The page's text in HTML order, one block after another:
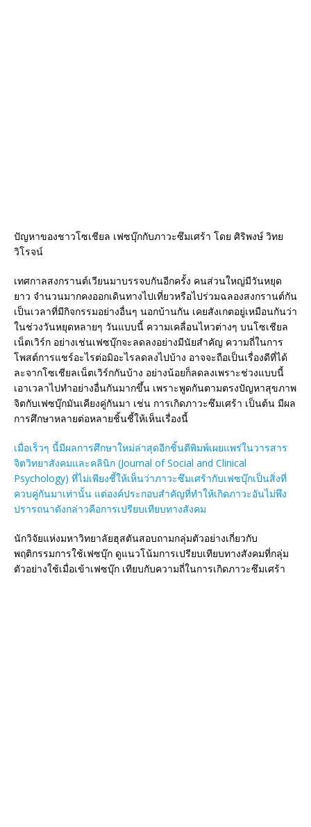
ปัญหาของชาวโซเชียล เฟซบุ๊กกับภาวะซึมเศร้า โดย ศิริพงษ์ วิทย
วิโรจน์
เทศกาลสงกรานต์เวียนมาบรรจบกันอีกครั้ง คนส่วนใหญ่มีวันหยุด
ยาว จำนวนมากคงออกเดินทางไปเที่ยวหรือไปร่วมฉลองสงกรานต์กัน
เป็นเวลาที่มีกิจกรรมอย่างอื่นๆ นอกบ้านกัน เคยสังเกตอยู่เหมือนกันว่า
ในช่วงวันหยุดหลายๆ วันแบบนี้ ความเคลื่อนไหวต่างๆ บนโซเชียล
เน็ตเวิร์ก อย่างเช่นเฟซบุ๊กจะลดลงอย่างมีนัยสำคัญ ความถี่ในการ
โพสต์การแชร์อะไรต่อมิอะไรลดลงไปบ้าง อาจจะถือเป็นเรื่องดีที่ได้
ละจากโซเชียลเน็ตเวิร์กกันบ้าง อย่างน้อยก็ลดลงเพราะช่วงแบบนี้
เอาเวลาไปทำอย่างอื่นกันมากขึ้น เพราะพูดกันตามตรงปัญหาสุขภาพ
จิตกับเฟซบุ๊กมันเคียงคู่กันมา เช่น การเกิดภาวะซึมเศร้า เป็นต้น มีผล
การศึกษาหลายต่อหลายชิ้นชี้ให้เห็นเรื่องนี้
เมื่อเร็วๆ นี้มีผลการศึกษาใหม่ล่าสุดอีกชิ้นตีพิมพ์เผยแพร่ในวารสาร
จิตวิทยาสังคมและคลินิก (Journal of Social and Clinical
Psychology) ที่ไม่เพียงชี้ให้เห็นว่าภาวะซึมเศร้ากับเฟซบุ๊กเป็นสิ่งที่
ควบคู่กันมาเท่านั้น แต่องค์ประกอบสำคัญที่ทำให้เกิดภาวะอันไม่พึง
ปรารถนาดังกล่าวคือการเปรียบเทียบทางสังคม
นักวิจัยแห่งมหาวิทยาลัยฮุสตันสอบถามกลุ่มตัวอย่างเกี่ยวกับ
พฤติกรรมการใช้เฟซบุ๊ก ดูแนวโน้มการเปรียบเทียบทางสังคมที่กลุ่ม
ตัวอย่างใช้เมื่อเข้าเฟซบุ๊ก เทียบกับความถี่ในการเกิดภาวะซึมเศร้า